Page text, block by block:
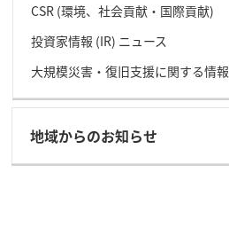
CSR (環境、社会貢献・国際貢献)
投資家情報 (IR) ニュース
大規模災害・復旧支援に関する情報
地域からのお知らせ